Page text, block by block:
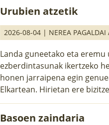
Urubien atzetik
2026-08-04 | NEREA
Landa guneetako eta
ezberdintasunak ikertzeko
honen jarraipena egin
Elkartean. Hirietan ere
Basoen zaindaria